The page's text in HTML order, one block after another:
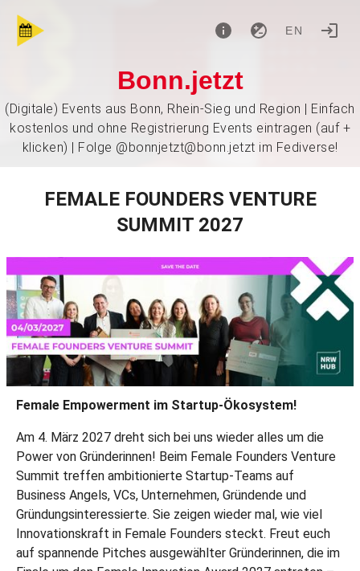
EN
Bonn.jetzt
(Digitale) Events aus Bonn, Rhein-Sieg und Region | Einfach
kostenlos und ohne Registrierung Events eintragen (auf +
klicken) | Folge @bonnjetzt@bonn.jetzt im Fediverse!
FEMALE FOUNDERS VENTURE
SUMMIT 2027
Female Empowerment im Startup-Ökosystem!
Am 4. März 2027 dreht sich bei uns wieder alles um die
Power von Gründerinnen! Beim Female Founders Venture
Summit treffen ambitionierte Startup-Teams auf
Business Angels, VCs, Unternehmen, Gründende und
Gründungsinteressierte. Sie zeigen wieder mal, wie viel
Innovationskraft in Female Founders steckt. Freut euch
auf spannende Pitches ausgewählter Gründerinnen, die im